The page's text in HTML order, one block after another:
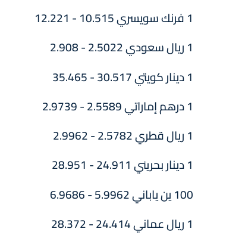
1 فرنك سويسري 10.515 - 12.221
1 ريال سعودي 2.5022 - 2.908
1 دينار كويتي 30.517 - 35.465
1 درهم إماراتي 2.5589 - 2.9739
1 ريال قطري 2.5782 - 2.9962
1 دينار بحريني 24.911 - 28.951
100 ين ياباني 5.9962 - 6.9686
1 ريال عماني 24.414 - 28.372